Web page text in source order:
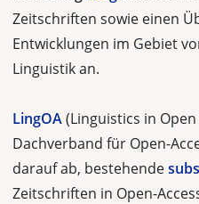
Zeitschriften sowie einen
Entwicklungen im Gebiet
Linguistik an.
LingOA(Linguistics in
Dachverband für Open-
darauf ab, bestehende
Zeitschriften in Open-